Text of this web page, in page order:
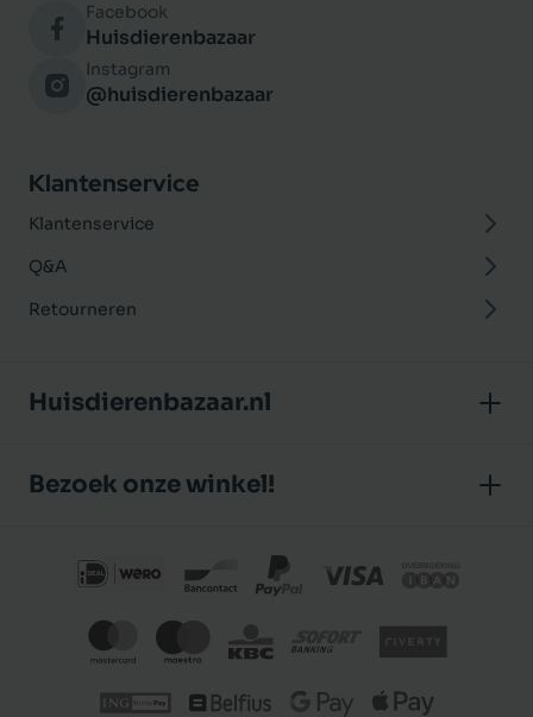
Facebook
Huisdierenbazaar
Instagram
@huisdierenbazaar
Klantenservice
Klantenservice
Q&A
Retourneren
Huisdierenbazaar.nl
Klantbeoordelingen
Privacybeleid
Bezoek onze winkel!
J.P. Poelstraat 8
Nederland